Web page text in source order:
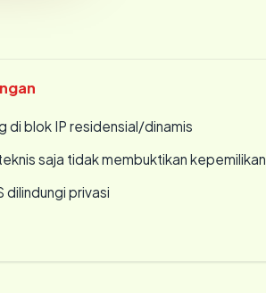
di blok IP residensial/dinamis
saja tidak membuktikan kepemilikan
dilindungi privasi